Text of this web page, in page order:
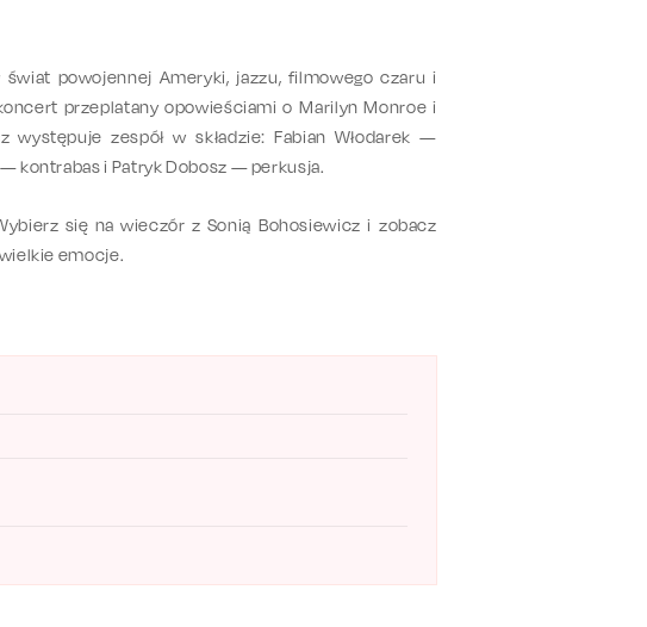
świat powojennej Ameryki, jazzu, filmowego czaru i
przeplatany opowieściami o Marilyn Monroe i
zespół w składzie: Fabian Włodarek —
kontrabas i Patryk Dobosz — perkusja.
się na wieczór z Sonią Bohosiewicz i zobacz
emocje.